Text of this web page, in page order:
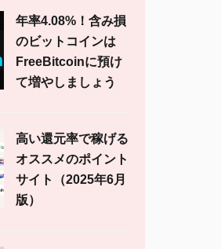
年率4.08%！含み損
のビットコインは
FreeBitcoinに預け
て増やしましょう
高い還元率で稼げる
オススメのポイント
サイト（2025年6月
版）